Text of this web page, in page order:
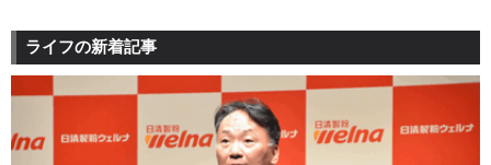
ライフの新着記事